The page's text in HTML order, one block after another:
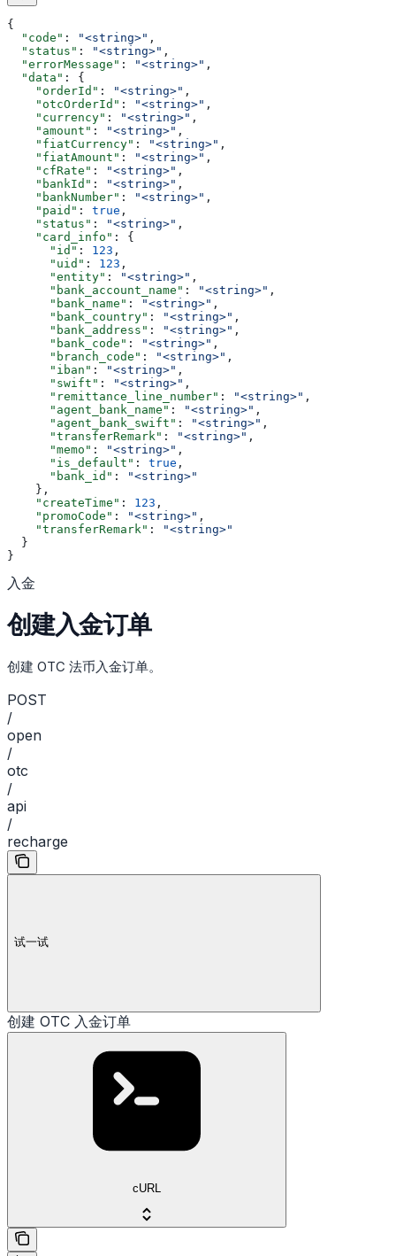
{
  "code"
: "<string>" ,
  "status"
: "<string>" ,
  "errorMessage"
: "<string>" ,
  "data"
: {
    "orderId"
: "<string>" ,
    "otcOrderId"
: "<string>" ,
    "currency"
: "<string>" ,
    "amount"
: "<string>" ,
    "fiatCurrency"
: "<string>" ,
    "fiatAmount"
: "<string>" ,
    "cfRate"
: "<string>" ,
    "bankId"
: "<string>" ,
    "bankNumber"
: "<string>" ,
    "paid"
: true ,
    "status"
: "<string>" ,
    "card_info"
: {
      "id"
: 123 ,
      "uid"
: 123 ,
      "entity"
: "<string>" ,
      "bank_account_name"
: "<string>" ,
      "bank_name"
: "<string>" ,
      "bank_country"
: "<string>" ,
      "bank_address"
: "<string>" ,
      "bank_code"
: "<string>" ,
      "branch_code"
: "<string>" ,
      "iban"
: "<string>" ,
      "swift"
: "<string>" ,
      "remittance_line_number"
: "<string>" ,
      "agent_bank_name"
: "<string>" ,
      "agent_bank_swift"
: "<string>" ,
      "transferRemark"
: "<string>" ,
      "memo"
: "<string>" ,
      "is_default"
: true ,
      "bank_id"
:
"<string>"
    },
    "createTime"
: 123 ,
    "promoCode"
: "<string>" ,
    "transferRemark"
:
"<string>"
  }
}
入金
创建入金订单
创建 OTC 法币入金订单。
POST
/
open
/
otc
/
api
/
recharge
试一试
创建 OTC 入金订单
cURL